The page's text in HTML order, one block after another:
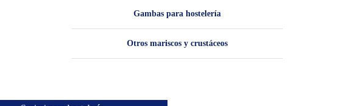
Gambas para hostelería
Otros mariscos y crustáceos